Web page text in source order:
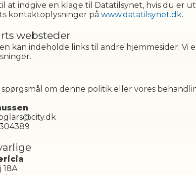
at indgive en klage til Datatilsynet, hvis du er
kontaktoplysninger på www.datatilsynet.dk.
websteder
kan indeholde links til andre hjemmesider.
spørgsmål om denne politik eller vores
18A